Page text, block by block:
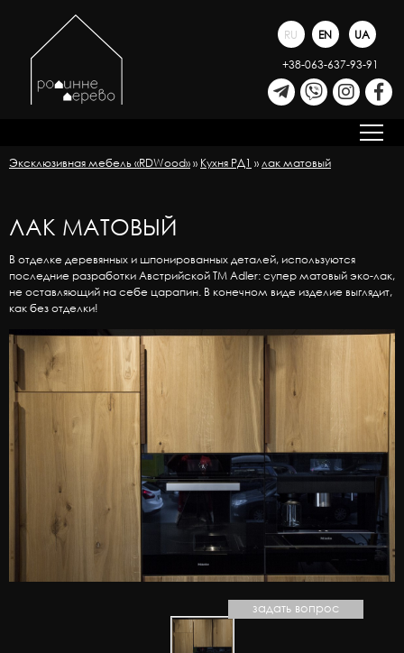
RU EN
UA
+38-063-637-93-91
Эксклюзивная мебель «RDWood»» Кухня РД1 »лак матовый
задать вопрос
ЛАК МАТОВЫЙ
В отделке деревянных и шпонированных деталей, используются
последние разработки Австрийской ТМ Adler: супер матовый эко-лак,
не оставляющий на себе царапин. В конечном виде изделие выглядит,
как без отделки!